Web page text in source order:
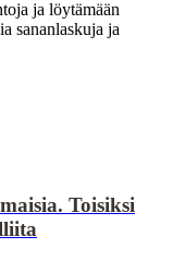
ja löytämään
sananlaskuja ja
Toisiksi